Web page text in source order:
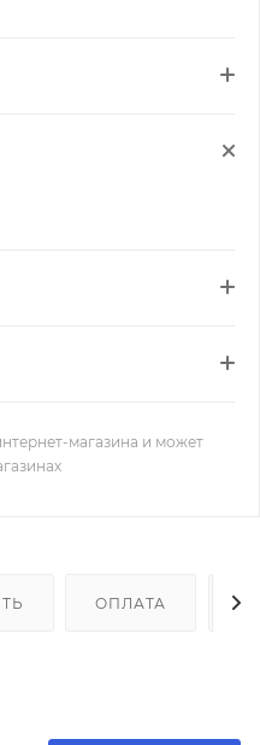
магазина и может
ОПЛАТА